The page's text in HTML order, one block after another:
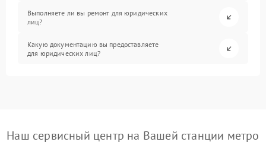
Выполняете ли вы ремонт для юридических
лиц?
Какую документацию вы предоставляете
для юридических лиц?
Наш сервисный центр на Вашей станции метро